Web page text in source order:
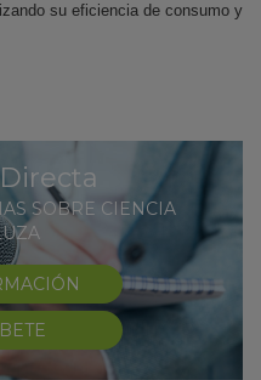
su eficiencia de consumo y
SOBRE CIENCIA